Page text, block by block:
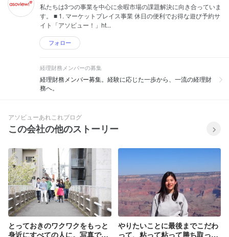
私たちは3つの事業を中心に余暇市場の課題解決に向き合っていま
す。 ■ 1. マーケットプレイス事業 休日の便利でお得な遊び予約サ
イト「アソビュー！」ht...
フォロー
経理財務メンバーの募集
経理財務メンバー募集。経験に応じた一歩から、一流の経理財
務へ。
アソビューあれこれブログ
この会社の他のストーリー
とっておきのワクワクをもっと
身近にすべての人に。写真で振
やりたいことに最後までこだわ
って、粘って粘って勝ち取った